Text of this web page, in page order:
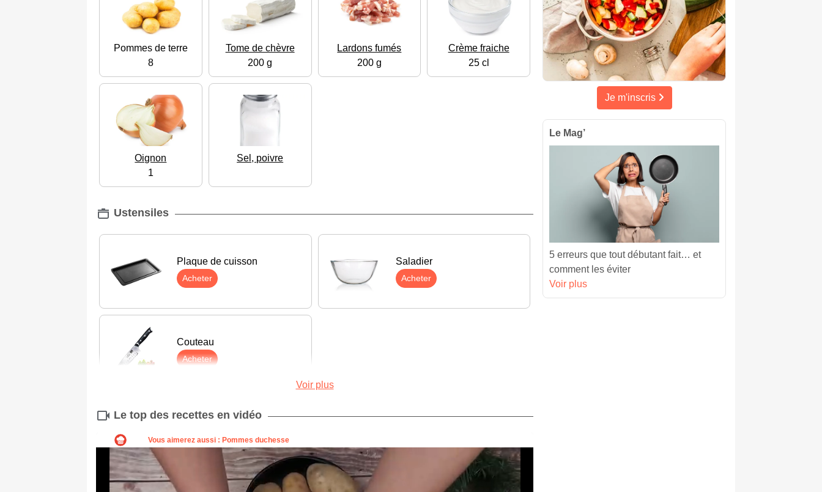
Pommes de terre
8
Tome de chèvre
200 g
Lardons fumés
200 g
Crème fraiche
25 cl
Oignon
1
Sel, poivre
Ustensiles
Plaque de cuisson
Acheter
Saladier
Acheter
Couteau
Acheter
Voir plus
Le top des recettes en vidéo
Je m'inscris
Le Mag’
5 erreurs que tout débutant fait… et
comment les éviter
Voir plus